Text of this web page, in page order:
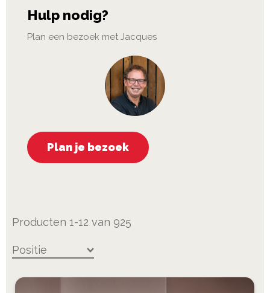
Producten 1-12 van 925
Hulp nodig?
Plan een bezoek met Jacques
Plan je bezoek